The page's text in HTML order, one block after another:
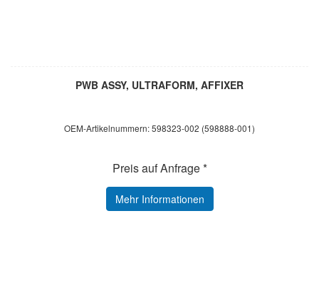
PWB ASSY, ULTRAFORM, AFFIXER
OEM-Artikelnummern: 598323-002 (598888-001)
Preis auf Anfrage *
Mehr Informationen